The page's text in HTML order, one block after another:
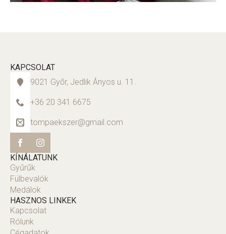
KAPCSOLAT
9021 Győr, Jedlik Ányos u. 11.
+36 20 341 6675
tompaekszer@gmail.com
KÍNÁLATUNK
Gyűrűk
Fülbevalók
Medálok
HASZNOS LINKEK
Kapcsolat
Rólunk